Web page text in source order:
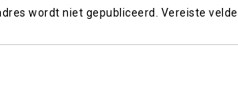
wordt niet gepubliceerd. Vereiste